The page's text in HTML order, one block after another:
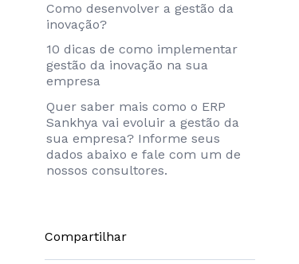
Como desenvolver a gestão da
inovação?
10 dicas de como implementar
gestão da inovação na sua
empresa
Quer saber mais como o ERP
Sankhya vai evoluir a gestão da
sua empresa? Informe seus
dados abaixo e fale com um de
nossos consultores.
Compartilhar